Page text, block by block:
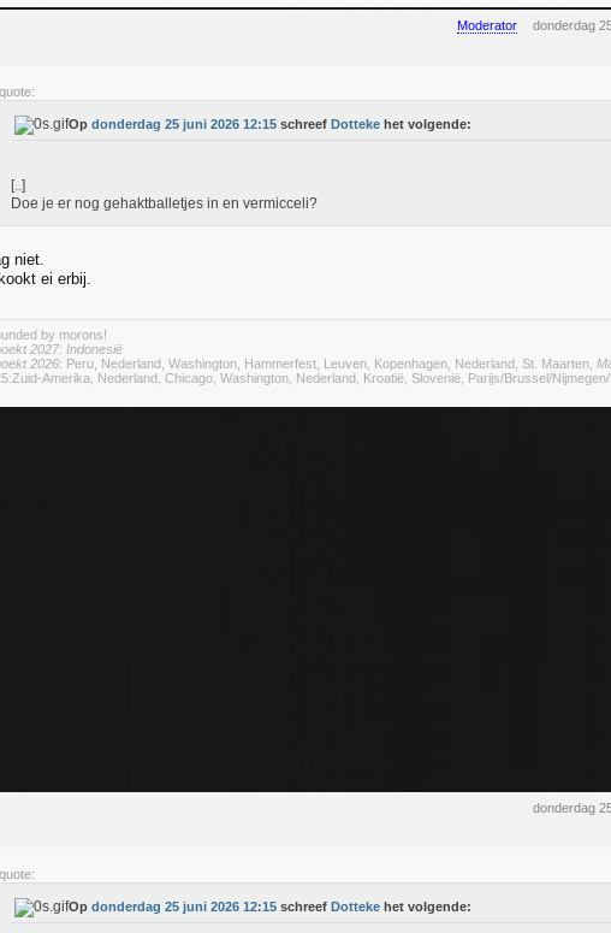
Moderator donderdag
quote:
Op donderdag 25 juni 2026 12:15 schreef Dotteke het volgende:
[..]
Doe je er nog gehaktballetjes in en vermicceli?
niet.
ei erbij.
by morons!
2027: Indonesië
2026: Peru, Nederland, Washington, Hammerfest, Leuven, Kopenhagen, Nederland, St. Maarten,
Amerika, Nederland, Chicago, Washington, Nederland, Kroatië, Slovenië, Parijs/Brussel/
donderdag
quote:
Op donderdag 25 juni 2026 12:15 schreef Dotteke het volgende: